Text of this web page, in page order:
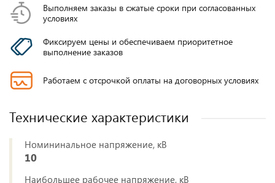
Выполняем заказы в сжатые сроки при согласованных
условиях
Фиксируем цены и обеспечиваем приоритетное
выполнение заказов
Работаем с отсрочкой оплаты на договорных условиях
Технические характеристики
Номининальное напряжение, кВ
10
Наибольшее рабочее напряжение, кВ